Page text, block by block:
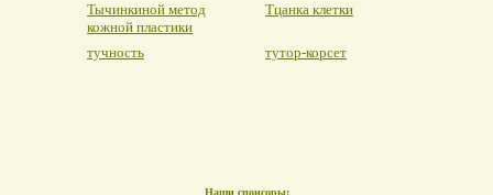
Тычинкиной метод
кожной пластики
Тцанка клетки
тучность тутор-корсет
Наши спонсоры: